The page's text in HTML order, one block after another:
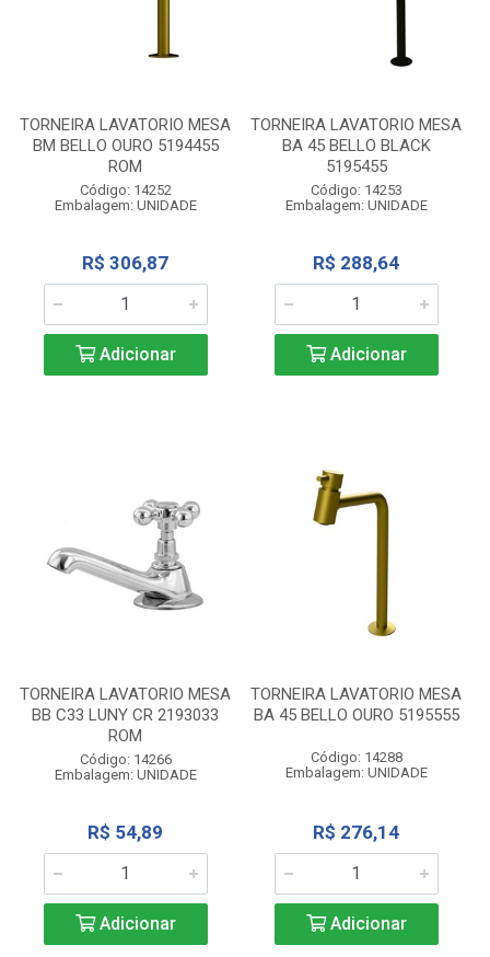
TORNEIRA LAVATORIO MESA
BM BELLO OURO 5194455
ROM
Código: 14252
Embalagem: UNIDADE
R$ 306,87
Adicionar
TORNEIRA LAVATORIO MESA
BA 45 BELLO BLACK
5195455
Código: 14253
Embalagem: UNIDADE
R$ 288,64
Adicionar
TORNEIRA LAVATORIO MESA
BB C33 LUNY CR 2193033
ROM
Código: 14266
Embalagem: UNIDADE
R$ 54,89
Adicionar
TORNEIRA LAVATORIO MESA
BA 45 BELLO OURO 5195555
Código: 14288
Embalagem: UNIDADE
R$ 276,14
Adicionar